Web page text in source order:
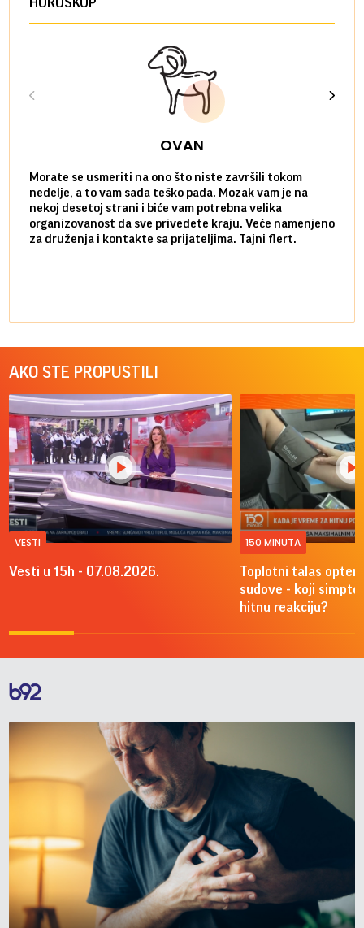
OVAN
Morate se usmeriti na ono što niste završili tokom
nedelje, a to vam sada teško pada. Mozak vam je na
nekoj desetoj strani i biće vam potrebna velika
organizovanost da sve privedete kraju. Veče namenjeno
za druženja i kontakte sa prijateljima. Tajni flert.
AKO STE PROPUSTILI
VESTI
Vesti u 15h - 07.08.2026.
150 MINUTA
Toplotni talas
sudove - koji
hitnu reakciju?